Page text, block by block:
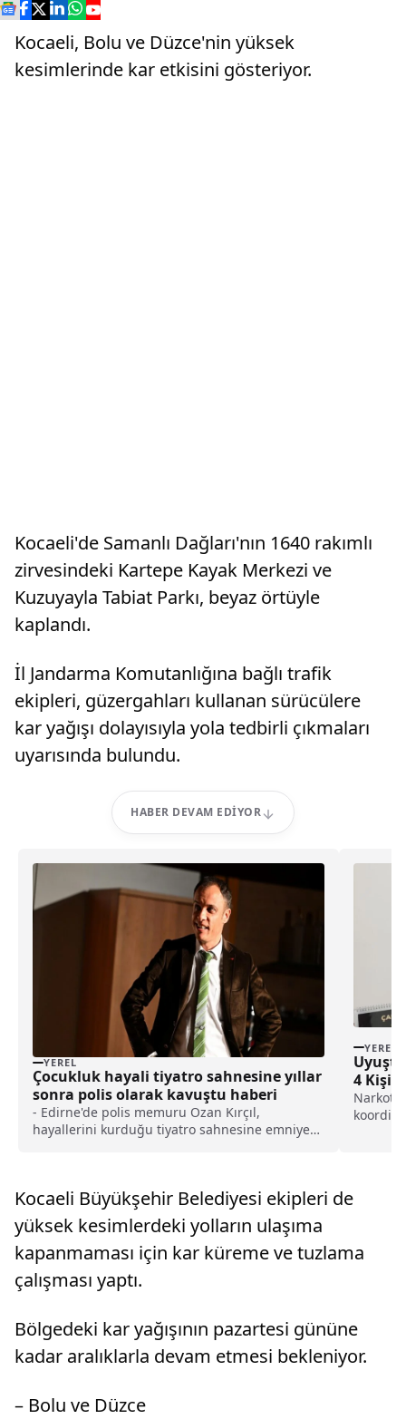
Kocaeli, Bolu ve Düzce'nin yüksek
kesimlerinde kar etkisini gösteriyor.
Kocaeli'de Samanlı Dağları'nın 1640 rakımlı
zirvesindeki Kartepe Kayak Merkezi ve
Kuzuyayla Tabiat Parkı, beyaz örtüyle
kaplandı.
İl Jandarma Komutanlığına bağlı trafik
ekipleri, güzergahları kullanan sürücülere
kar yağışı dolayısıyla yola tedbirli çıkmaları
uyarısında bulundu.
HABER DEVAM EDIYOR
YEREL
Çocukluk hayali tiyatro sahnesine yıllar
sonra polis olarak kavuştu haberi
- Edirne'de polis memuru Ozan Kırçıl,
hayallerini kurduğu tiyatro sahnesine emniyet
de sahnede olma hayallerimi gerçekleştirme
fırsatına ulaştım"
YEREL
4 Kişi
Kocaeli Büyükşehir Belediyesi ekipleri de
yüksek kesimlerdeki yolların ulaşıma
kapanmaması için kar küreme ve tuzlama
çalışması yaptı.
Bölgedeki kar yağışının pazartesi gününe
kadar aralıklarla devam etmesi bekleniyor.
– Bolu ve Düzce